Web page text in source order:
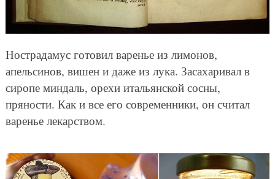
Нострадамус готовил варенье из лимонов,
апельсинов, вишен и даже из лука. Засахаривал в
сиропе миндаль, орехи итальянской сосны,
пряности. Как и все его современники, он считал
варенье лекарством.